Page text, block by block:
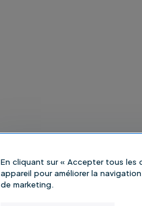
En cliquant sur « Accepter tous
appareil pour améliorer la
de marketing.